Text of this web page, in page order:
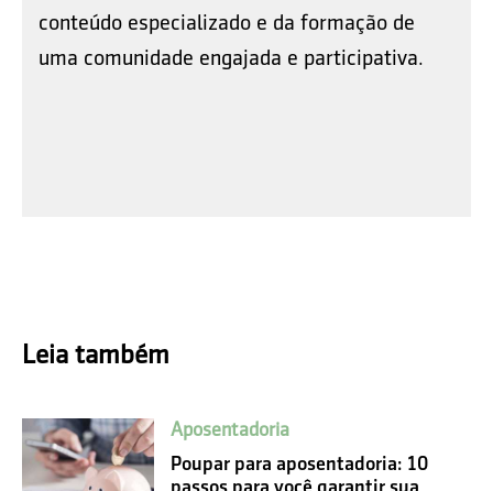
conteúdo especializado e da formação de
uma comunidade engajada e participativa.
Leia também
Aposentadoria
Poupar para aposentadoria: 10
passos para você garantir sua